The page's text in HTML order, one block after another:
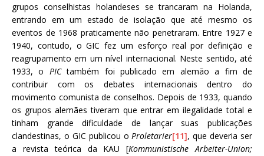
grupos conselhistas holandeses se trancaram na Holanda,
entrando em um estado de isolação que até mesmo os
eventos de 1968 praticamente não penetraram. Entre 1927 e
1940, contudo, o GIC fez um esforço real por definição e
reagrupamento em um nível internacional. Neste sentido, até
1933, o PICtambém foi publicado em alemão a fim de
contribuir com os debates internacionais dentro do
movimento comunista de conselhos. Depois de 1933, quando
os grupos alemães tiveram que entrar em ilegalidade total e
tinham grande dificuldade de lançar suas publicações
clandestinas, o GIC publicou o Proletarier[11], que deveria ser
a revista teórica da KAU [Kommunistische Arbeiter-Union;